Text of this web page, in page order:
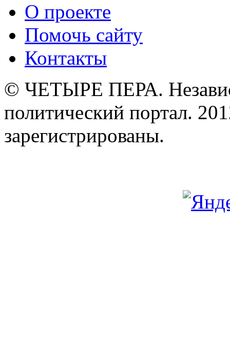
О проекте
Помочь сайту
Контакты
© ЧЕТЫРЕ ПЕРА.
политический портал.
зарегистрированы.